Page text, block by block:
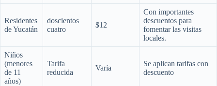
Residentes
de Yucatán
doscientos
cuatro
$12
Con importantes
descuentos para
fomentar las visitas
locales.
Niños
(menores
de 11
años)
Tarifa
reducida
Varía
Se aplican tarifas con
descuento